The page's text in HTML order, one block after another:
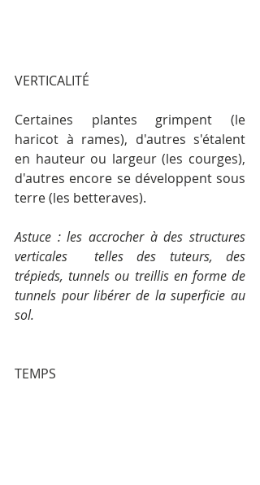
VERTICALITÉ
Certaines plantes grimpent (le
haricot à rames), d'autres s'étalent
en hauteur ou largeur (les courges),
d'autres encore se développent sous
terre (les betteraves).
Astuce : les accrocher à des structures
verticales  telles des tuteurs, des
trépieds, tunnels ou treillis en forme de
tunnels pour libérer de la superficie au
sol.
TEMPS